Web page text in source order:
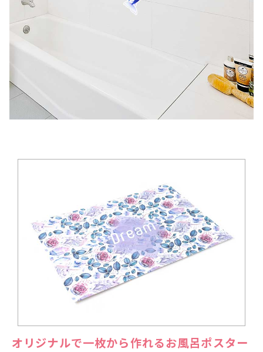
オリジナルで一枚から作れるお風呂ポスター